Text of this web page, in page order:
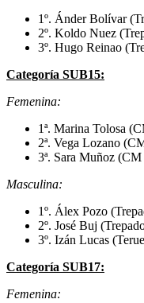
1º. Ánder Bolívar
2º. Koldo Nuez
3º. Hugo Reinao
Categoría SUB15:
Femenina:
1ª. Marina Tolosa
2ª. Vega Lozano
3ª. Sara Muñoz
Masculina:
1º. Álex Pozo
2º. José Buj
3º. Izán Lucas
Categoría SUB17:
Femenina: